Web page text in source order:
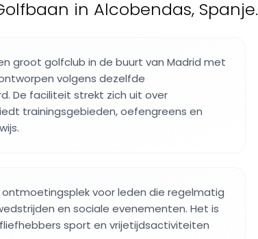
in Alcobendas, Spanje.
groot golfclub in de buurt van Madrid met
volgens dezelfde
De faciliteit strekt zich uit over
trainingsgebieden, oefengreens en
voor leden die regelmatig
en sociale evenementen. Het is
sport en vrijetijdsactiviteiten